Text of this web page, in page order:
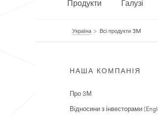
Продукти Галузі
Україна Всі продукти 3M
НАША КОМПАНІЯ
Про 3М
Відносини з інвесторами